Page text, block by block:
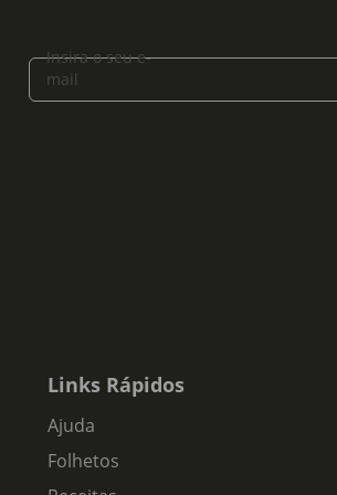
Insira o seu e-
mail
Links Rápidos
Ajuda
Folhetos